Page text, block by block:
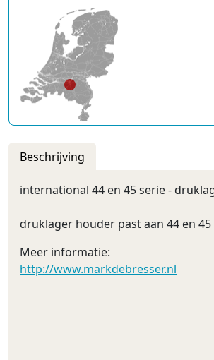
Beschrijving
international 44 en 45 serie -
druklager houder past aan 44 en
Meer informatie:
http://www.markdebresser.nl